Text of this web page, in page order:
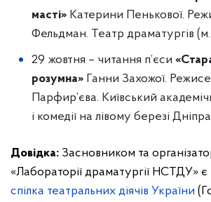
масті» Катерини Пенькової.
Фельдман. Театр драматургів (м.
29 жовтня – читання п’єси
розумна» Ганни Захожої.
Парфир’єва. Київський
і комедії на лівому березі Дніпра
Довідка: Засновником та
«Лабораторії драматургії НСТДУ» є
спілка театральних діячів України